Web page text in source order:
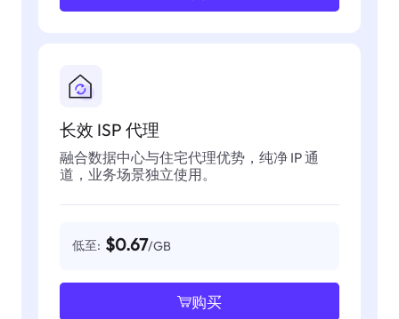
长效 ISP 代理
融合数据中心与住宅代理优势，纯净 IP 通
道，业务场景独立使用。
低至: $0.67/GB
购买